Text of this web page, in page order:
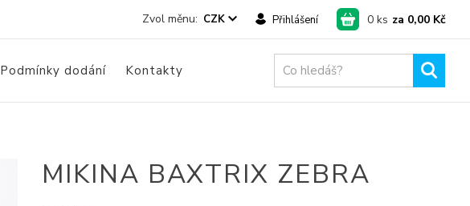
CZK Přihlášení 0 ks za 0,00 Kč
Podmínky dodání Kontakty
MIKINA BAXTRIX ZEBRA